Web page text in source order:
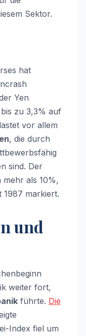
Sektor.
hat
Yen
zu 3,3% auf
vor allem
, die durch
sind. Der
als 10%,
1987 markiert.
und
weiter fort,
führte. Die
Index fiel um